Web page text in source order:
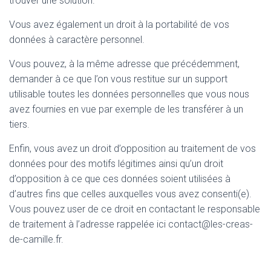
Vous avez également un droit à la portabilité de vos
données à caractère personnel.
Vous pouvez, à la même adresse que précédemment,
demander à ce que l’on vous restitue sur un support
utilisable toutes les données personnelles que vous nous
avez fournies en vue par exemple de les transférer à un
tiers.
Enfin, vous avez un droit d’opposition au traitement de vos
données pour des motifs légitimes ainsi qu’un droit
d’opposition à ce que ces données soient utilisées à
d’autres fins que celles auxquelles vous avez consenti(e).
Vous pouvez user de ce droit en contactant le responsable
de traitement à l’adresse rappelée ici contact@les-creas-
de-camille.fr.